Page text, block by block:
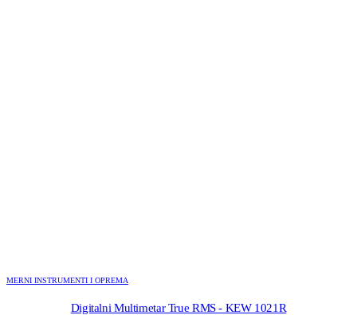
MERNI INSTRUMENTI I OPREMA
Digitalni Multimetar True RMS - KEW 1021R